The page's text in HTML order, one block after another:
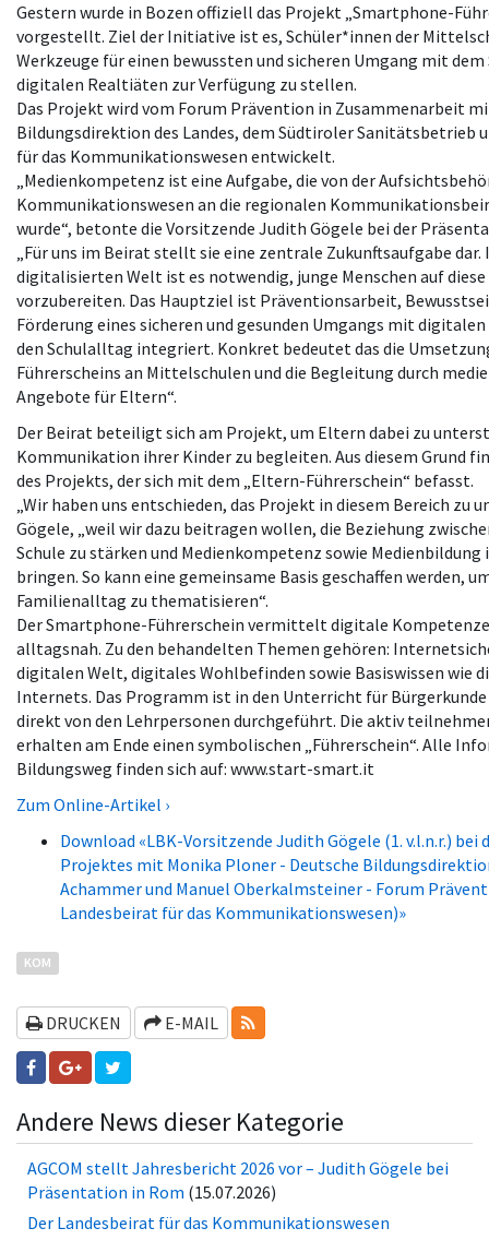
Gestern wurde in Bozen offiziell das Projekt „Smartphone-
vorgestellt. Ziel der Initiative ist es, Schüler*innen der
Werkzeuge für einen bewussten und sicheren Umgang mit
digitalen Realtiäten zur Verfügung zu stellen.
Das Projekt wird vom Forum Prävention in Zusammenarbeit
Bildungsdirektion des Landes, dem Südtiroler Sanitätsbetrieb
für das Kommunikationswesen entwickelt.
„Medienkompetenz ist eine Aufgabe, die von der
Kommunikationswesen an die regionalen
wurde“, betonte die Vorsitzende Judith Gögele bei der
„Für uns im Beirat stellt sie eine zentrale Zukunftsaufgabe dar.
digitalisierten Welt ist es notwendig, junge Menschen auf
vorzubereiten. Das Hauptziel ist Präventionsarbeit,
Förderung eines sicheren und gesunden Umgangs mit
den Schulalltag integriert. Konkret bedeutet das die
Führerscheins an Mittelschulen und die Begleitung durch
Angebote für Eltern“.
Der Beirat beteiligt sich am Projekt, um Eltern dabei zu
Kommunikation ihrer Kinder zu begleiten. Aus diesem Grund
des Projekts, der sich mit dem „Eltern-Führerschein“ befasst.
„Wir haben uns entschieden, das Projekt in diesem Bereich zu
Gögele, „weil wir dazu beitragen wollen, die Beziehung
Schule zu stärken und Medienkompetenz sowie Medienbildung
bringen. So kann eine gemeinsame Basis geschaffen werden,
Familienalltag zu thematisieren“.
Der Smartphone-Führerschein vermittelt digitale
alltagsnah. Zu den behandelten Themen gehören:
digitalen Welt, digitales Wohlbefinden sowie Basiswissen wie
Internets. Das Programm ist in den Unterricht für
direkt von den Lehrpersonen durchgeführt. Die aktiv
erhalten am Ende einen symbolischen „Führerschein“. Alle
Bildungsweg finden sich auf: www.start-smart.it
Zum Online-Artikel ›
Download «LBK-Vorsitzende Judith Gögele (1. v.l.n.r.) bei
Projektes mit Monika Ploner - Deutsche
Achammer und Manuel Oberkalmsteiner - Forum
Landesbeirat für das Kommunikationswesen)»
KOM
DRUCKEN E-MAIL RSS-FEEDS
Andere News dieser Kategorie
AGCOM stellt Jahresbericht 2026 vor – Judith Gögele bei
Präsentation in Rom (15.07.2026)
Der Landesbeirat für das Kommunikationswesen